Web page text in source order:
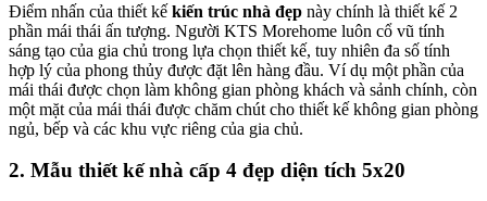
Điểm nhấn của thiết kế kiến trúc nhà đẹp này chính là thiết kế 2
phần mái thái ấn tượng. Người KTS Morehome luôn cổ vũ tính
sáng tạo của gia chủ trong lựa chọn thiết kế, tuy nhiên đa số tính
hợp lý của phong thủy được đặt lên hàng đầu. Ví dụ một phần của
mái thái được chọn làm không gian phòng khách và sảnh chính, còn
một mặt của mái thái được chăm chút cho thiết kế không gian phòng
ngủ, bếp và các khu vực riêng của gia chủ.
2. Mẫu thiết kế nhà cấp 4 đẹp diện tích 5x20